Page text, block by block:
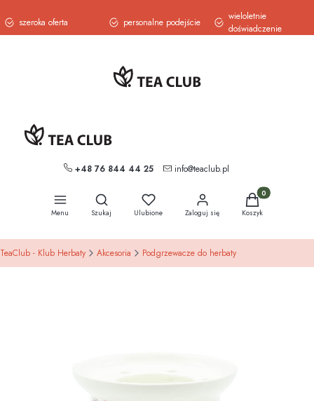
szeroka oferta personalne podejście
wieloletnie
doświadczenie
+48 76 844 44 25 info@teaclub.pl
Menu
Otwórz wyszukiwarkę
Szukaj Ulubione Zaloguj się
Produkty w
Koszyk
TeaClub - Klub Herbaty Akcesoria Podgrzewacze do herbaty